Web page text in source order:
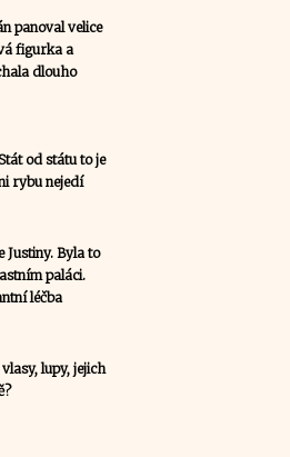
panoval velice
figurka a
dlouho
od státu to je
rybu nejedí
Justiny. Byla to
paláci.
léčba
lupy, jejich